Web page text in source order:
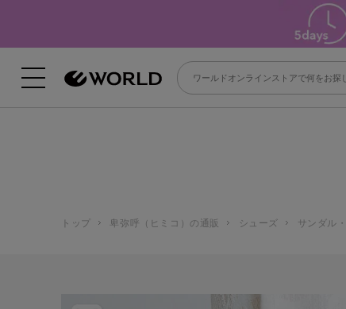
トップ 卑弥呼（ヒミコ）の通販 シューズ サンダル